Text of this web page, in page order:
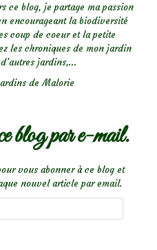
ce blog, je partage ma passion
encourageant la biodiversité
coup de coeur et la petite
les chroniques de mon jardin
jardins,...
de Malorie
blog par e-mail.
vous abonner à ce blog et
nouvel article par email.